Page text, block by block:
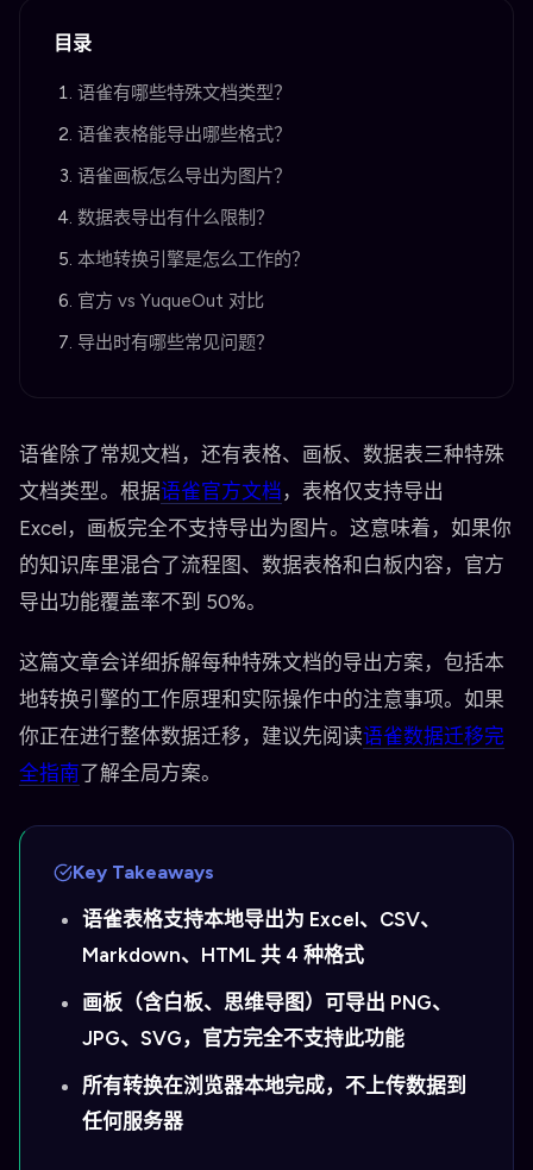
目录
语雀有哪些特殊文档类型？
语雀表格能导出哪些格式？
语雀画板怎么导出为图片？
数据表导出有什么限制？
本地转换引擎是怎么工作的？
官方 vs YuqueOut 对比
导出时有哪些常见问题？
语雀除了常规文档，还有表格、画板、数据表三种特殊
文档类型。根据语雀官方文档 ，表格仅支持导出
Excel，画板完全不支持导出为图片。这意味着，如果你
的知识库里混合了流程图、数据表格和白板内容，官方
导出功能覆盖率不到 50%。
这篇文章会详细拆解每种特殊文档的导出方案，包括本
地转换引擎的工作原理和实际操作中的注意事项。如果
你正在进行整体数据迁移，建议先阅读语雀数据迁移完
全指南了解全局方案。
Key Takeaways
语雀表格支持本地导出为 Excel、CSV、
Markdown、HTML 共 4 种格式
画板（含白板、思维导图）可导出 PNG、
JPG、SVG，官方完全不支持此功能
所有转换在浏览器本地完成，不上传数据到
任何服务器